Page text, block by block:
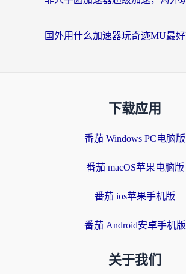
下载应用
番茄 Windows PC电脑版
番茄 macOS苹果电脑版
番茄 ios苹果手机版
番茄 Android安卓手机版
关于我们